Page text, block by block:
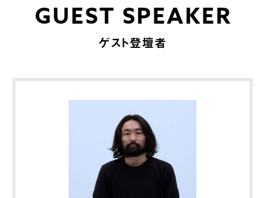
GUEST SPEAKER
ゲスト登壇者